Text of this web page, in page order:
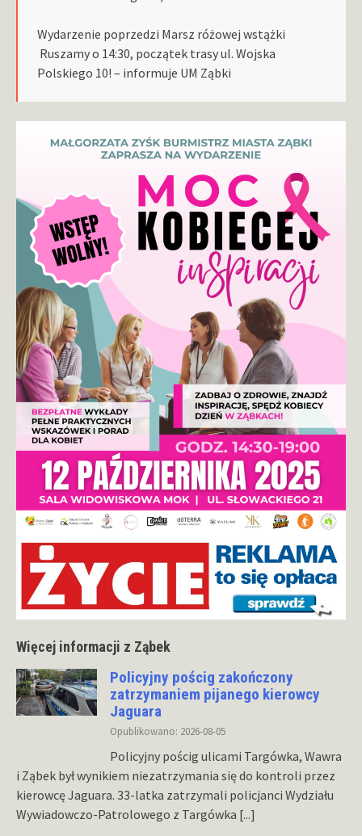
Wydarzenie poprzedzi Marsz różowej wstążki
Ruszamy o 14:30, początek trasy ul. Wojska
Polskiego 10! – informuje UM Ząbki
Więcej informacji z Ząbek
Policyjny pościg zakończony
zatrzymaniem pijanego kierowcy
Jaguara
Opublikowano: 2026-08-05
Policyjny pościg ulicami Targówka, Wawra
i Ząbek był wynikiem niezatrzymania się do kontroli przez
kierowcę Jaguara. 33-latka zatrzymali policjanci Wydziału
Wywiadowczo-Patrolowego z Targówka [...]